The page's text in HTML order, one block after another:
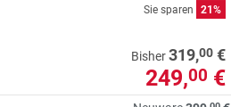
Sie sparen
21%
Bisher319,00 €
249,00 €